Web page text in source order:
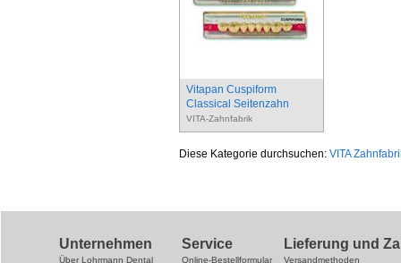
Vitapan Cuspiform
Classical Seitenzahn
VITA-Zahnfabrik
Diese Kategorie durchsuchen: VITA
Unternehmen
Über Lohrmann Dental
Service
Online-Bestellformular
Lieferung und
Versandmethoden